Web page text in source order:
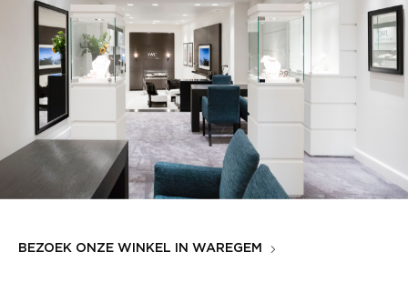
BEZOEK ONZE WINKEL IN WAREGEM